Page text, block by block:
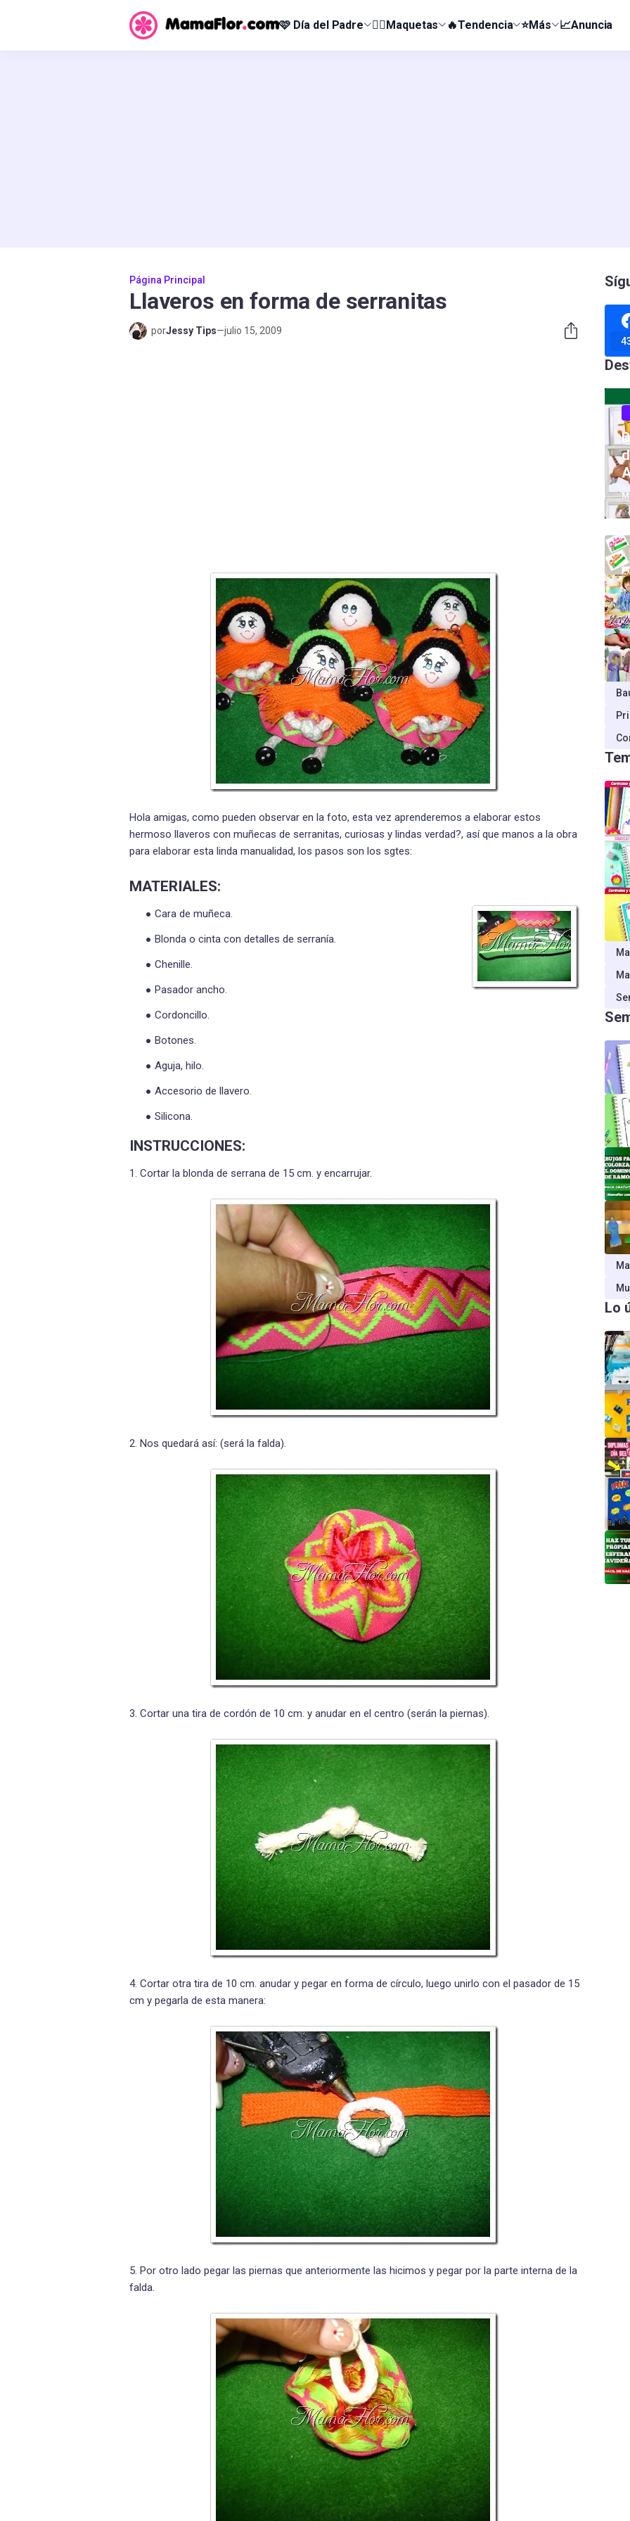
🩷 Día del Padre 👰‍♀️Maquetas 🔥Tendencia ⭐Más 📈Anuncia
Página Principal
Llaveros en forma de serranitas
porJessy Tips—julio 15, 2009
Hola amigas, como pueden observar en la foto, esta vez aprenderemos a elaborar estos
hermoso llaveros con muñecas de serranitas, curiosas y lindas verdad?, así que manos a la obra
para elaborar esta linda manualidad, los pasos son los sgtes:
MATERIALES:
Cara de muñeca.
Blonda o cinta con detalles de serranía.
Chenille.
Pasador ancho.
Cordoncillo.
Botones.
Aguja, hilo.
Accesorio de llavero.
Silicona.
INSTRUCCIONES:
1. Cortar la blonda de serrana de 15 cm. y encarrujar.
2. Nos quedará así: (será la falda).
3. Cortar una tira de cordón de 10 cm. y anudar en el centro (serán la piernas).
4. Cortar otra tira de 10 cm. anudar y pegar en forma de círculo, luego unirlo con el pasador de 15
cm y pegarla de esta manera:
5. Por otro lado pegar las piernas que anteriormente las hicimos y pegar por la parte interna de la
falda.
Lo